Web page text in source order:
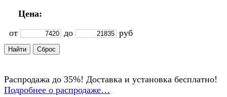
Цена:
от
до руб
Распродажа до 35%! Доставка и установка бесплатно!
Подробнее о распродаже…